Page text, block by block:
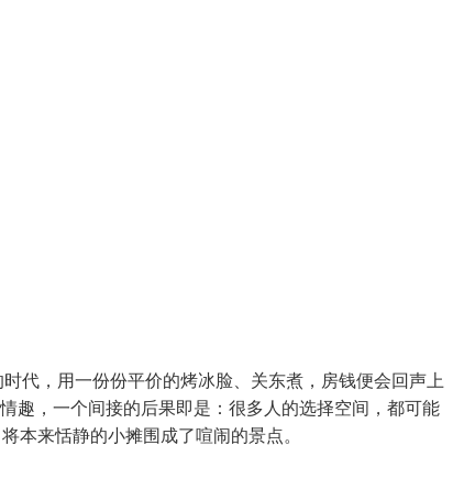
代，用一份份平价的烤冰脸、关东煮，房钱便会回声上
趣，一个间接的后果即是：很多人的选择空间，都可能
本来恬静的小摊围成了喧闹的景点。